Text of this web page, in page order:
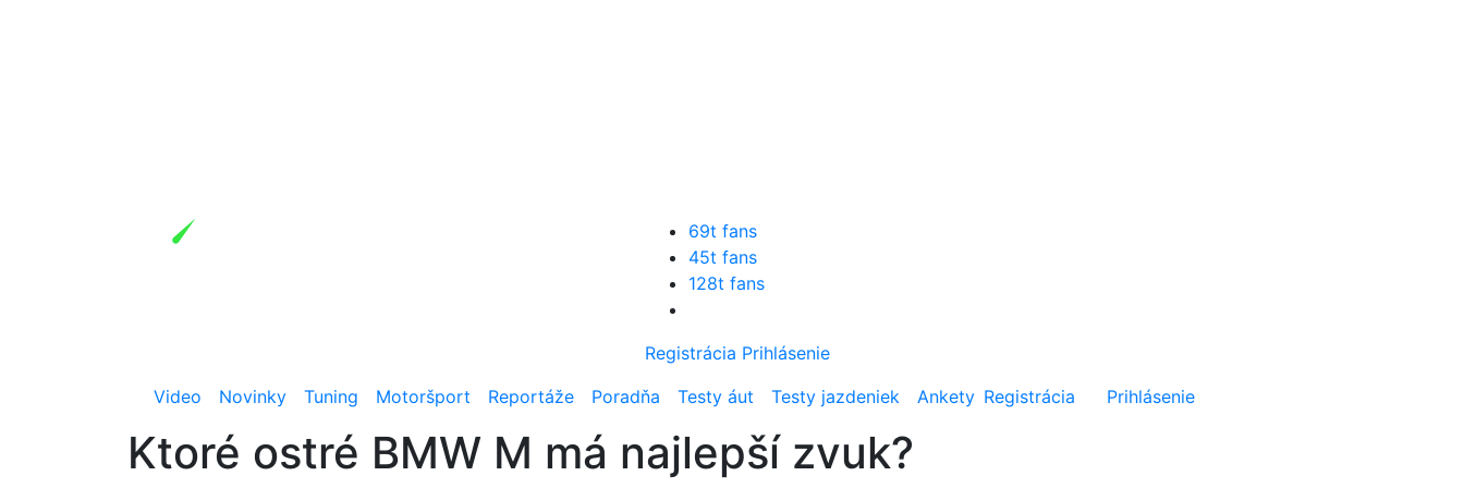
69t fans
45t fans
128t fans
Registrácia Prihlásenie
Video
Novinky Tuning Motoršport Reportáže Poradňa Testy áut Testy jazdeniek Ankety Registrácia Prihlásenie
Ktoré ostré BMW M má najlepší zvuk?